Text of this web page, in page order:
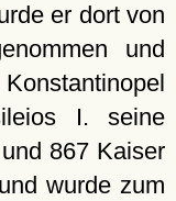
er dort von
und
I. seine
867 Kaiser
wurde zum